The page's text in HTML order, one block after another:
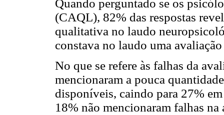
Quando perguntado se os
(CAQL), 82% das respostas
qualitativa no laudo
constava no laudo uma
No que se refere às falhas da
mencionaram a pouca
disponíveis, caindo para 27%
18% não mencionaram falhas